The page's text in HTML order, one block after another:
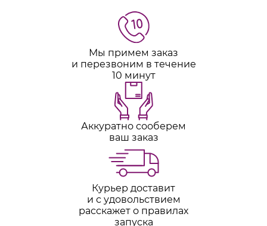
Мы примем заказ
и перезвоним в течение
10 минут
Аккуратно сооберем
ваш заказ
Курьер доставит
и с удовольствием
расскажет о правилах
запуска